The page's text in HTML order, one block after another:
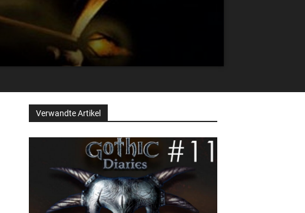
Verwandte Artikel